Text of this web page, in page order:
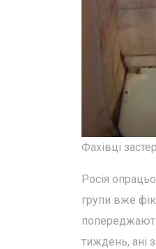
Фахівці
Росія
групи вже
тиждень, ані